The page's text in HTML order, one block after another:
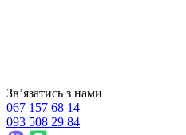
Звʼязатись з нами
067 157 68 14
093 508 29 84